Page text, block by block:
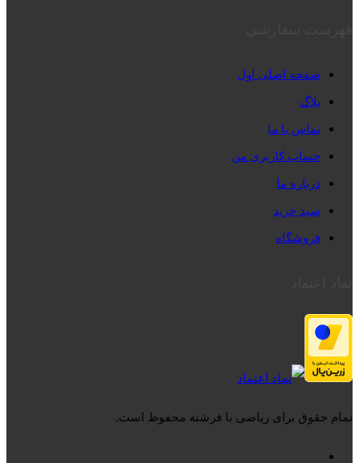
صفحه اصلی اول
بلاگ
تماس با ما
حساب کاربری من
درباره ما
سبد خرید
فروشگاه
تمام حقوق برای ریاضی با فرشته محفوظ است.